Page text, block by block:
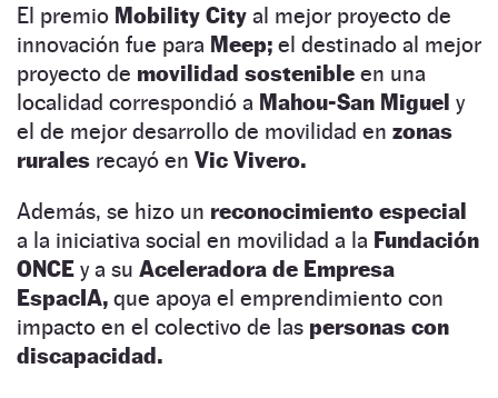
El premio Mobility City al mejor proyecto de
innovación fue para Meep; el destinado al mejor
proyecto de movilidad sostenible en una
localidad correspondió a Mahou-San Miguel y
el de mejor desarrollo de movilidad en zonas
rurales recayó en Vic Vivero.
Además, se hizo un reconocimiento especial
a la iniciativa social en movilidad a la Fundación
ONCE y a su Aceleradora de Empresa
EspacIA, que apoya el emprendimiento con
impacto en el colectivo de las personas con
discapacidad.